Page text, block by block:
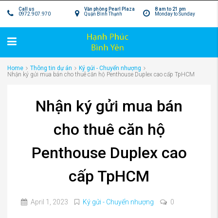
8 am to 21 pm
Monday to Sunday
Văn phòng Pearl Plaza
Quận Bình Thạnh
Call us
0972.907.970
Home Thông tin dự án
Ký gửi - Chuyển nhượng
Nhận ký gửi mua bán cho thuê căn hộ Penthouse Duplex cao cấp TpHCM
Nhận ký gửi mua bán
cho thuê căn hộ
Penthouse Duplex cao
cấp TpHCM
April 1, 2023 Ký gửi - Chuyển nhượng 0